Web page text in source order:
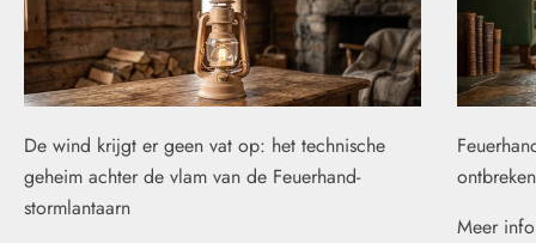
De wind krijgt er geen vat op: het technische
geheim achter de vlam van de Feuerhand-
stormlantaarn
Meer